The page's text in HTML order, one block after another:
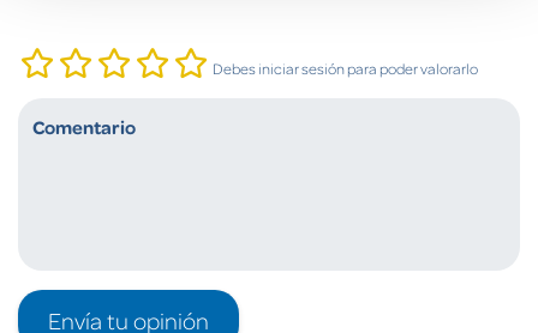
Debes iniciar sesión para poder valorarlo
Envía tu opinión